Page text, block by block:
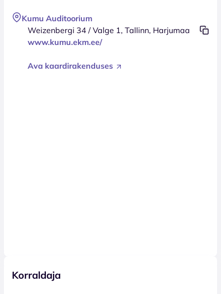
Kumu Auditoorium
Weizenbergi 34 / Valge 1, Tallinn, Harjumaa
www.kumu.ekm.ee/
Ava kaardirakenduses
Korraldaja